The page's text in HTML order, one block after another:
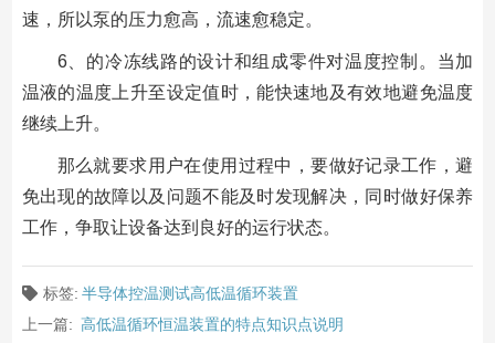
速，所以泵的压力愈高，流速愈稳定。
6、的冷冻线路的设计和组成零件对温度控制。当加
温液的温度上升至设定值时，能快速地及有效地避免温度
继续上升。
那么就要求用户在使用过程中，要做好记录工作，避
免出现的故障以及问题不能及时发现解决，同时做好保养
工作，争取让设备达到良好的运行状态。
标签: 半导体控温测试高低温循环装置
上一篇: 高低温循环恒温装置的特点知识点说明